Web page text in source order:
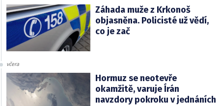
Záhada muže z Krkonoš
objasněna. Policisté už vědí,
co je zač
včera
Hormuz se neotevře
okamžitě, varuje Írán
navzdory pokroku v jednáních